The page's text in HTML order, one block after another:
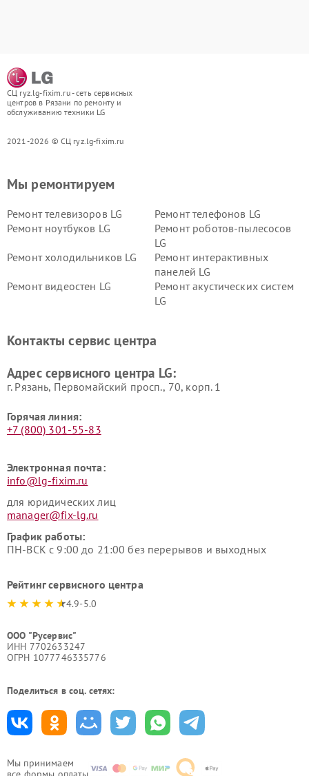
СЦ ryz.lg-fixim.ru - сеть сервисных
центров в Рязани по ремонту и
обслуживанию техники LG
2021-2026 © СЦ ryz.lg-fixim.ru
Мы принимаем
Мы ремонтируем
Ремонт телевизоров LG
Ремонт телефонов LG
Ремонт ноутбуков LG
Ремонт роботов-пылесосов
LG
Ремонт холодильников LG
Ремонт интерактивных
панелей LG
Ремонт видеостен LG
Ремонт акустических систем
LG
Ремонт морозильных камер
Ремонт вертикальных
Контакты сервис центра
Адрес сервисного центра LG:
г. Рязань, Первомайский просп., 70, корп. 1
Горячая линия:
+7 (800) 301-55-83
Электронная почта:
info@lg-fixim.ru
для юридических лиц
manager@fix-lg.ru
График работы:
ПН-ВСК с 9:00 до 21:00 без перерывов и выходных
Рейтинг сервисного центра
4.9-5.0
ООО "Русервис"
ИНН 7702633247
ОГРН 1077746335776
Поделиться в соц. сетях: